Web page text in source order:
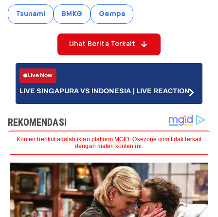
Tsunami BMKG Gempa
Lihat Berita Terkait
Live Now
LIVE SINGAPURA VS INDONESIA | LIVE REACTION